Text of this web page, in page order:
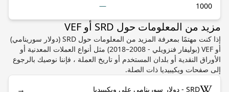
1000
—
مزيد من المعلومات حول SRD أو VEF
إذا كنت مهتمًا بمعرفة المزيد من المعلومات حول SRD (دولار سورينامي)
أو VEF (بوليفار فنزويلي - 2008–2018) مثل أنواع العملات المعدنية أو
الأوراق النقدية أو بلدان المستخدم أو تاريخ العملة ، فإننا نوصيك بالرجوع
إلى صفحات ويكيبيديا ذات الصلة.
SRD - دولار سورينامي على ويكيبيديا →